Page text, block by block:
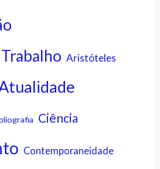
Aristóteles
Ciência
Contemporaneidade